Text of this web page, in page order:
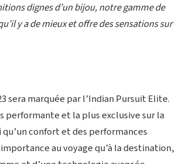
dignes d’un bijou, notre gamme de
y a de mieux et offre des sensations sur
sera marquée par l’Indian Pursuit Elite.
performante et la plus exclusive sur la
confort et des performances
au voyage qu’à la destination,